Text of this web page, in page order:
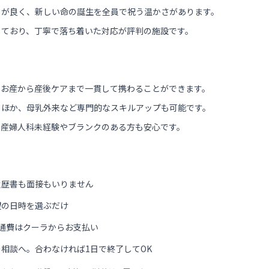
良く、新しい命の誕生を全員で祝う温かさがあります。
おり、丁寧で落ち着いた対応が評判の施設です。
産から産後ケアまで一貫して携わることができます。
か、母乳外来など専門的なスキルアップも可能です。
婦人科未経験やブランクのある方も安心です。
書も面接もいりません
日時を選ぶだけ
費はクーラからお支払い
談へ。合わなければ1日で終了してOK